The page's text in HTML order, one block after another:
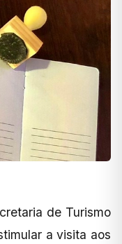
de Turismo
a visita aos